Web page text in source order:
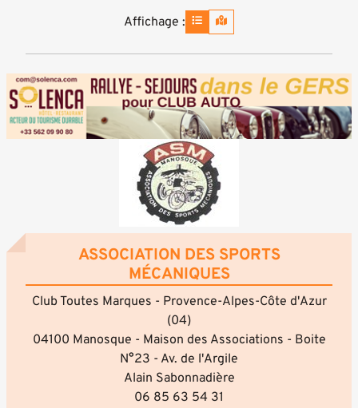
Affichage :
ASSOCIATION DES SPORTS
MÉCANIQUES
Club Toutes Marques - Provence-Alpes-Côte d'Azur
(04)
04100 Manosque - Maison des Associations - Boite
N°23 - Av. de l'Argile
Alain Sabonnadière
06 85 63 54 31